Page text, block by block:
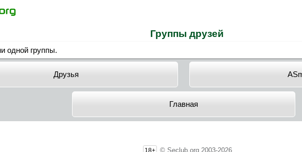
Группы друзей
одной группы.
Друзья
Главная
18+ © Seclub.org 2003-2026